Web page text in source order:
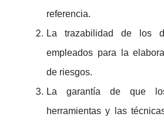
referencia.
La trazabilidad de los
empleados para la
de riesgos.
La garantía de que
herramientas y las